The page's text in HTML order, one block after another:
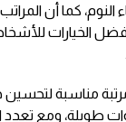
كما أن
الخيارات
مناسبة لتحسين
ومع تعدد